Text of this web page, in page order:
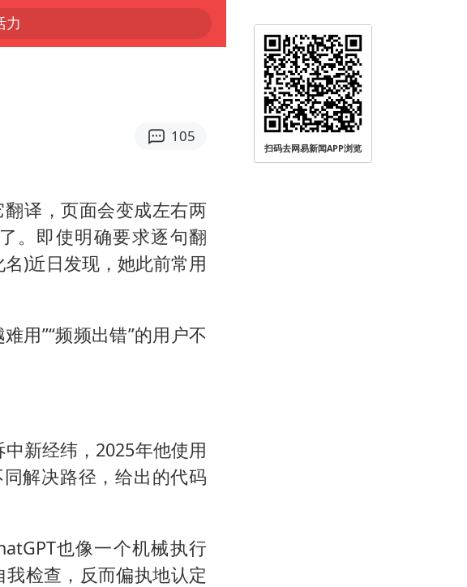
力
记者问
105
译，页面会变成左右两
。即使明确要求逐句翻
)近日发现，她此前常用
用”“频频出错”的用户不
新经纬，2025年他使用
解决路径，给出的代码
也像一个机械执行
检查，反而偏执地认定
扫码去网易新闻APP浏览